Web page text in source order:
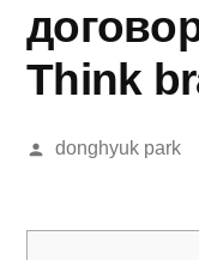
Think
올
donghyuk park